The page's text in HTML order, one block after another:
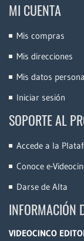
MI CUENTA
Mis compras
Mis direcciones
Mis datos
Iniciar sesión
SOPORTE AL
Accede a la
Conoce e-
Darse de Alta
INFORMACIÓN
VIDEOCINCO